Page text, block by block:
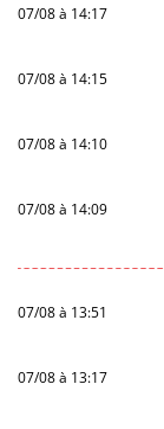
07/08 à 14:17
07/08 à 14:15
07/08 à 14:10
07/08 à 14:09
07/08 à 13:51
07/08 à 13:17